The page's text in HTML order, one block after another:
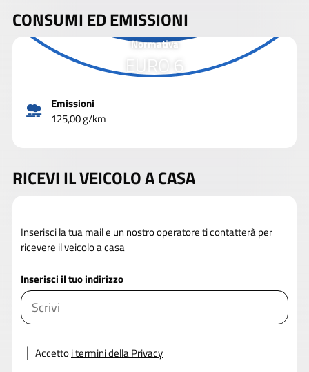
CONSUMI ED EMISSIONI
Normativa
EURO 6
Emissioni
125,00 g/km
RICEVI IL VEICOLO A CASA
Inserisci la tua mail e un nostro operatore ti contatterà per
ricevere il veicolo a casa
Inserisci il tuo indirizzo
Accettoi termini della Privacy